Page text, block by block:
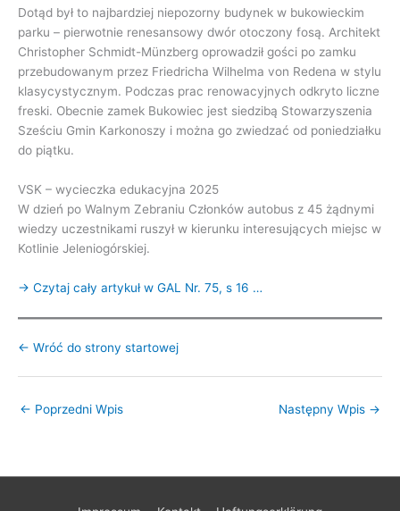
Dotąd był to najbardziej niepozorny budynek w bukowieckim
parku – pierwotnie renesansowy dwór otoczony fosą. Architekt
Christopher Schmidt-Münzberg oprowadził gości po zamku
przebudowanym przez Friedricha Wilhelma von Redena w stylu
klasycystycznym. Podczas prac renowacyjnych odkryto liczne
freski. Obecnie zamek Bukowiec jest siedzibą Stowarzyszenia
Sześciu Gmin Karkonoszy i można go zwiedzać od poniedziałku
do piątku.
VSK – wycieczka edukacyjna 2025
W dzień po Walnym Zebraniu Członków autobus z 45 żądnymi
wiedzy uczestnikami ruszył w kierunku interesujących miejsc w
Kotlinie Jeleniogórskiej.
→ Czytaj cały artykuł w GAL Nr. 75, s 16 …
← Wróć do strony startowej
← Poprzedni Wpis Następny Wpis →